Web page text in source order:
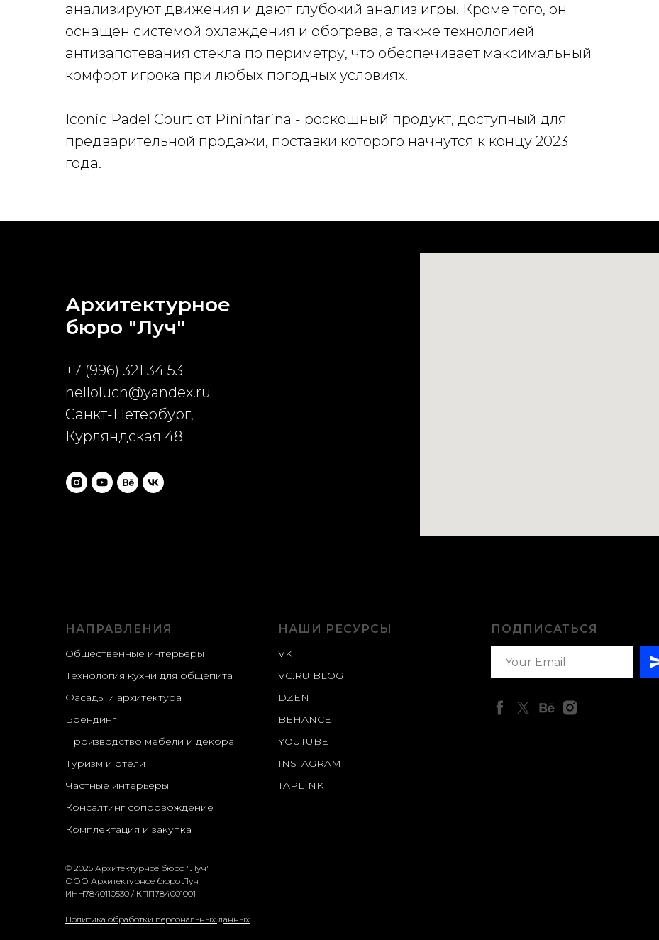
анализируют движения и дают глубокий анализ игры. Кроме того, он
оснащен системой охлаждения и обогрева, а также технологией
антизапотевания стекла по периметру, что обеспечивает максимальный
комфорт игрока при любых погодных условиях.
Iconic Padel Court от Pininfarina - роскошный продукт, доступный для
предварительной продажи, поставки которого начнутся к концу 2023
года.
Архитектурное
бюро "Луч"
+7 (996) 321 34 53
helloluch@yandex.ru
Cанкт-Петербург,
Курляндская 48
НАПРАВЛЕНИЯ
Общественные интерьеры
Технология кухни для общепита
Фасады и архитектура
Брендинг
Производство мебели и декора
Туризм и отели
Частные интерьеры
Консалтинг сопровождение
Комплектация и закупка
НАШИ РЕСУРСЫ
VK
VC.RU BLOG
DZEN
BEHANCE
YOUTUBE
INSTAGRAM
TAPLINK
ПОДПИСАТЬСЯ
© 2025 Архитектурное бюро "Луч"
ООО Архитектурное бюро Луч
ИНН7840110530 / КПП784001001
Политика обработки персональных данных